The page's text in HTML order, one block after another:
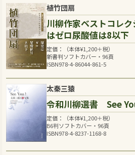
植竹団扇
川柳作家ベストコレ
はゼロ尿酸値は8以下
定価：（本体¥1,200＋税）
新書判ソフトカバー・96頁
ISBN978-4-86044-861-5
太秦三猿
令和川柳選書 See
定価：（本体¥1,200＋税）
B6判ソフトカバー・96頁
ISBN978-4-8237-1168-8